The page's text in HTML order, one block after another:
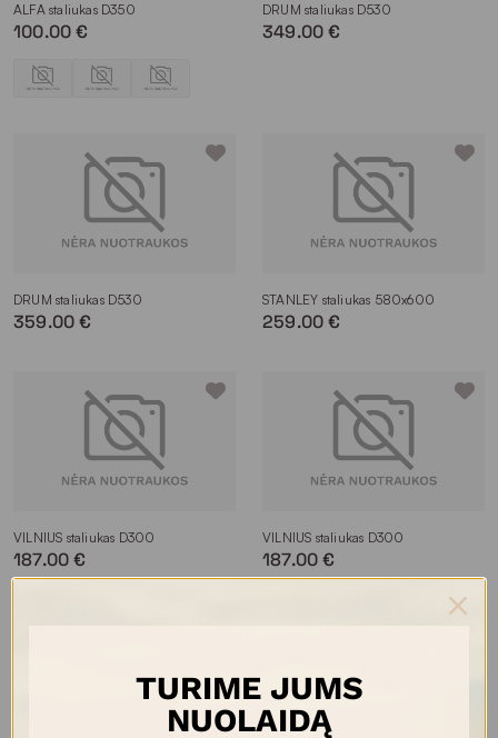
ALFA staliukas D350
100.00 €
DRUM staliukas D530
349.00 €
DRUM staliukas D530
359.00 €
STANLEY staliukas 580x600
259.00 €
VILNIUS staliukas D300
187.00 €
VILNIUS staliukas D300
187.00 €
TURIME JUMS
NUOLAIDĄ